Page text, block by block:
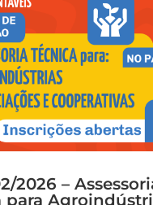
2026 –
para